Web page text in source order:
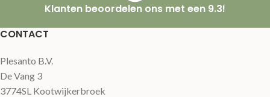
Klanten beoordelen ons met een 9.3!
CONTACT
Plesanto B.V.
De Vang 3
3774SL Kootwijkerbroek